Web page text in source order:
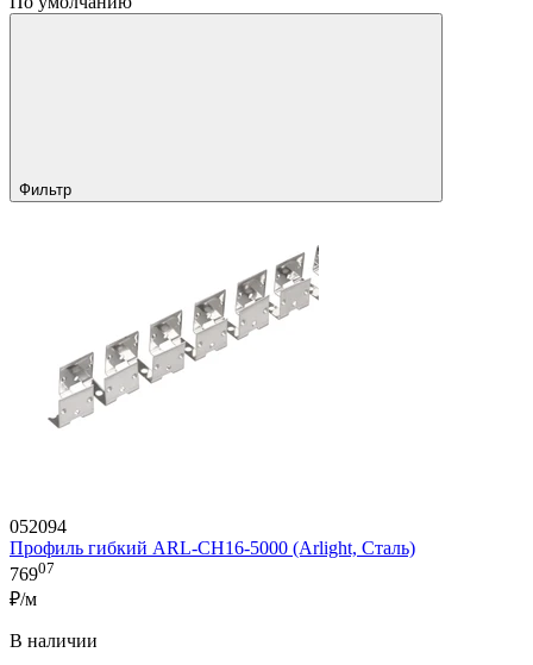
Фильтр
052094
Профиль гибкий ARL-CH16-5000 (Arlight, Сталь)
76907
₽/м
В наличии